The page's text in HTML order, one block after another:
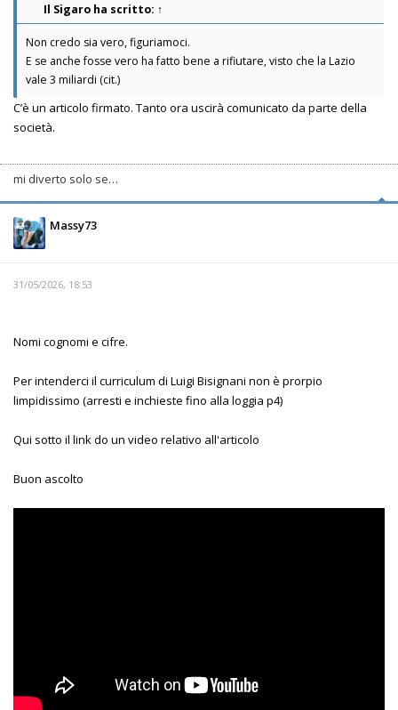
Il Sigaro ha scritto: ↑
Non credo sia vero, figuriamoci.
E se anche fosse vero ha fatto bene a rifiutare, visto che la Lazio
vale 3 miliardi (cit.)
C’è un articolo firmato. Tanto ora uscirà comunicato da parte della
società.
mi diverto solo se…
Massy73
31/05/2026, 18:53
Nomi cognomi e cifre.
Per intenderci il curriculum di Luigi Bisignani non è prorpio
limpidissimo (arresti e inchieste fino alla loggia p4)
Qui sotto il link do un video relativo all'articolo
Buon ascolto